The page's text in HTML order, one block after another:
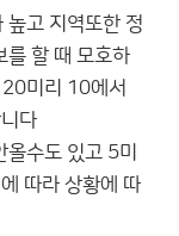
높고 지역또한 정
를 할 때 모호하
20미리 10에서
다
수도 있고 5미
따라 상황에 따